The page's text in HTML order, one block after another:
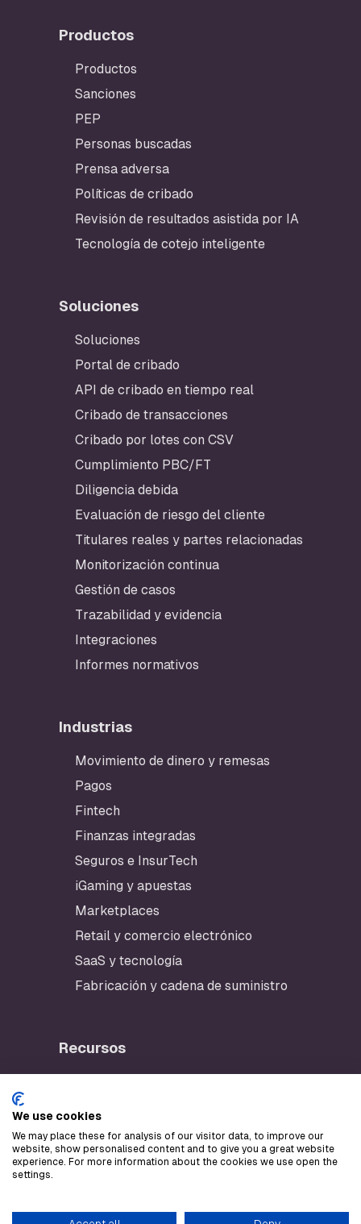
Productos
Productos
Sanciones
PEP
Personas buscadas
Prensa adversa
Políticas de cribado
Revisión de resultados asistida por IA
Tecnología de cotejo inteligente
Soluciones
Soluciones
Portal de cribado
API de cribado en tiempo real
Cribado de transacciones
Cribado por lotes con CSV
Cumplimiento PBC/FT
Diligencia debida
Evaluación de riesgo del cliente
Titulares reales y partes relacionadas
Monitorización continua
Gestión de casos
Trazabilidad y evidencia
Integraciones
Informes normativos
Industrias
Movimiento de dinero y remesas
Pagos
Fintech
Finanzas integradas
Seguros e InsurTech
iGaming y apuestas
Marketplaces
Retail y comercio electrónico
SaaS y tecnología
Fabricación y cadena de suministro
Recursos
AWS Marketplace
Stripe Marketplace
We use cookies
We may place these for analysis of our visitor data, to improve our
website, show personalised content and to give you a great website
experience. For more information about the cookies we use open the
settings.